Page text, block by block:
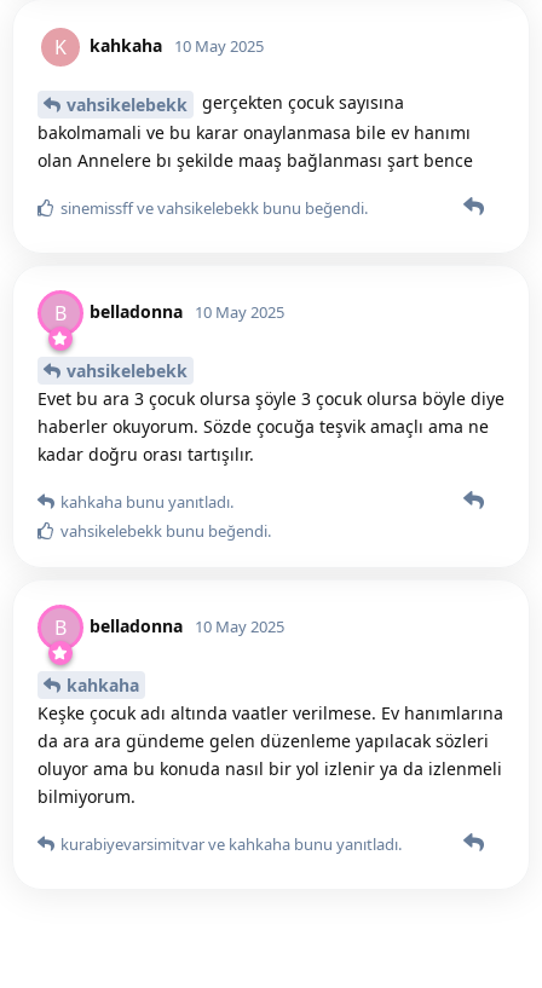
K kahkaha 10 May 2025
vahsikelebekk
gerçekten çocuk sayısına
bakolmamali ve bu karar onaylanmasa bile ev hanımı
olan Annelere bı şekilde maaş bağlanması şart bence
sinemissffvevahsikelebekk bunu beğendi.
B belladonna 10 May 2025
vahsikelebekk
Evet bu ara 3 çocuk olursa şöyle 3 çocuk olursa böyle diye
haberler okuyorum. Sözde çocuğa teşvik amaçlı ama ne
kadar doğru orası tartışılır.
kahkaha bunu yanıtladı.
vahsikelebekk bunu beğendi.
B belladonna 10 May 2025
kahkaha
Keşke çocuk adı altında vaatler verilmese. Ev hanımlarına
da ara ara gündeme gelen düzenleme yapılacak sözleri
oluyor ama bu konuda nasıl bir yol izlenir ya da izlenmeli
bilmiyorum.
kurabiyevarsimitvarve kahkaha bunu yanıtladı.